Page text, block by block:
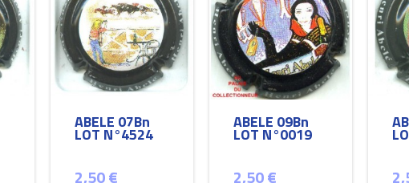
ABELE 07Bn
LOT N°4524
2,50 €
ABELE 09Bn
LOT N°0019
2,50 €